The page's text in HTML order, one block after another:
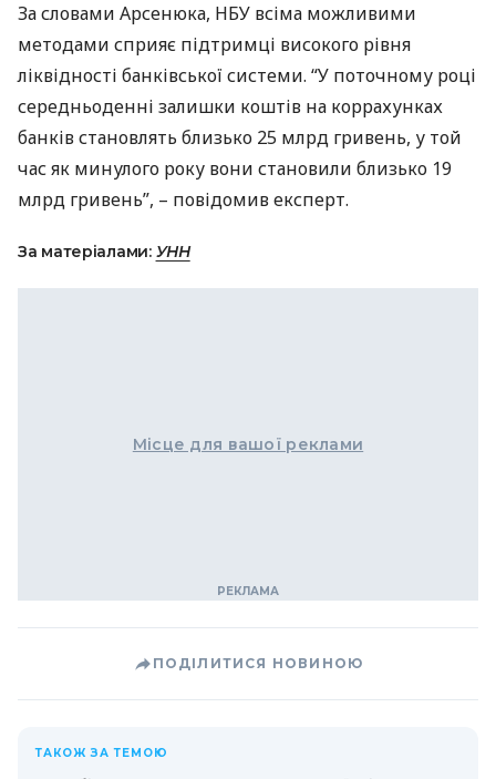
За словами Арсенюка, НБУ всіма можливими
методами сприяє підтримці високого рівня
ліквідності банківської системи. “У поточному році
середньоденні залишки коштів на коррахунках
банків становлять близько 25 млрд гривень, у той
час як минулого року вони становили близько 19
млрд гривень”, – повідомив експерт.
За матеріалами: УНН
Місце для вашої реклами
ПОДІЛИТИСЯ НОВИНОЮ
ТАКОЖ ЗА ТЕМОЮ